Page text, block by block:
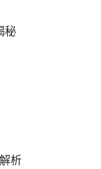
秘
析